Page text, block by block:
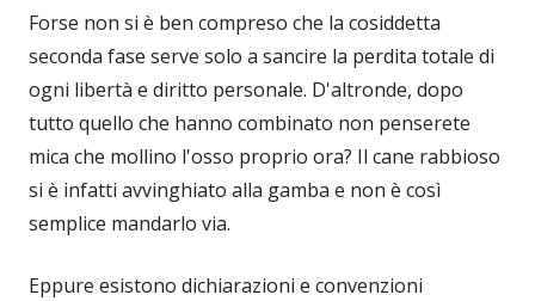
Forse non si è ben compreso che la cosiddetta
seconda fase serve solo a sancire la perdita totale di
ogni libertà e diritto personale. D'altronde, dopo
tutto quello che hanno combinato non penserete
mica che mollino l'osso proprio ora? Il cane rabbioso
si è infatti avvinghiato alla gamba e non è così
semplice mandarlo via.
Eppure esistono dichiarazioni e convenzioni